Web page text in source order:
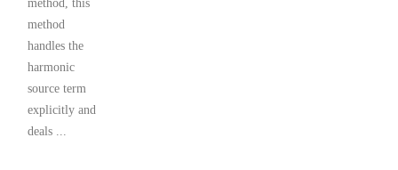
method, this
method
handles the
harmonic
source term
explicitly and
deals ...